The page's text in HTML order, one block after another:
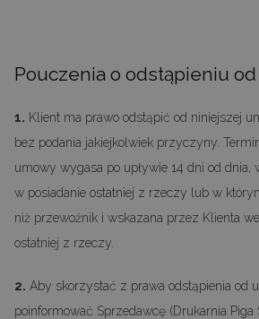
Pouczenia o odstąpieniu
1. Klient ma prawo odstąpić od niniejszej
bez podania jakiejkolwiek przyczyny.
umowy wygasa po upływie 14 dni od dnia,
w posiadanie ostatniej z rzeczy lub w
niż przewoźnik i wskazana przez Klienta
ostatniej z rzeczy.
2. Aby skorzystać z prawa odstąpienia od
poinformować Sprzedawcę (Drukarnia Piga